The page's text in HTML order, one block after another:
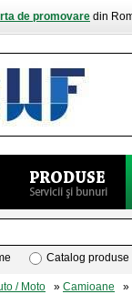
de promovare din
Catalog produse
/ Moto » Camioane »